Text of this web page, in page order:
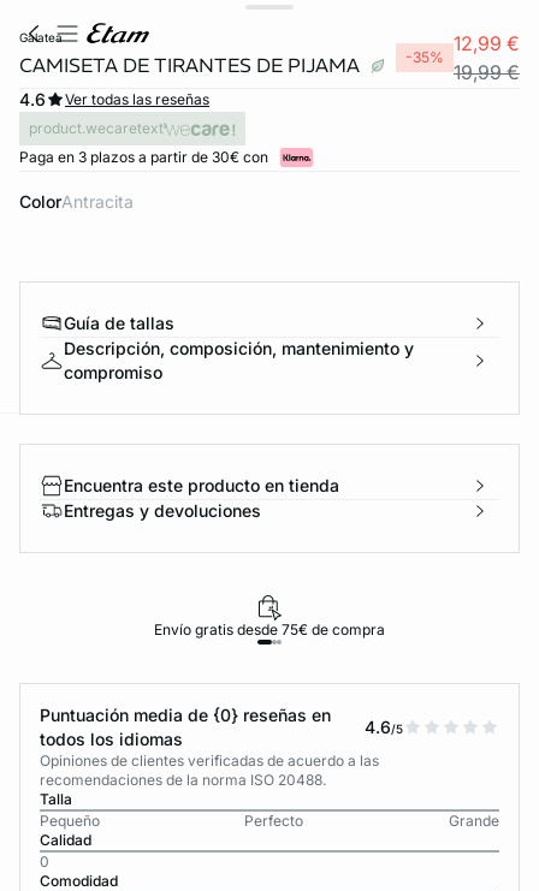
galatea
CAMISETA DE TIRANTES DE PIJAMA -35%
12,99 €
19,99 €
4.6
Ver todas las reseñas
product.wecaretext
Paga en 3 plazos a partir de 30€ con
Color antracita
Guía de tallas
Descripción, composición, mantenimiento y
compromiso
Encuentra este producto en tienda
Entregas y devoluciones
Envío gratis desde 75€ de compra
Puntuación media de {0} reseñas en
todos los idiomas
4.6/5
Opiniones de clientes verificadas de acuerdo a las
recomendaciones de la norma ISO 20488.
Talla
Pequeño
Perfecto
Grande
Calidad
0
Comodidad